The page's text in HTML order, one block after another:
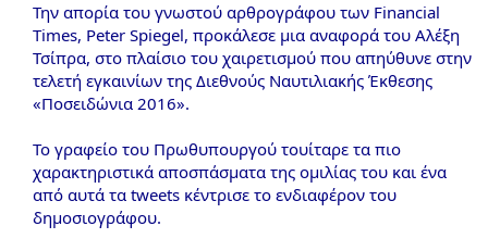
Την απορία του γνωστού αρθρογράφου των Financial
Times, Peter Spiegel, προκάλεσε μια αναφορά του Αλέξη
Τσίπρα, στο πλαίσιο του χαιρετισμού που απηύθυνε στην
τελετή εγκαινίων της Διεθνούς Ναυτιλιακής Έκθεσης
«Ποσειδώνια 2016».
Το γραφείο του Πρωθυπουργού τουίταρε τα πιο
χαρακτηριστικά αποσπάσματα της ομιλίας του και ένα
από αυτά τα tweets κέντρισε το ενδιαφέρον του
δημοσιογράφου.